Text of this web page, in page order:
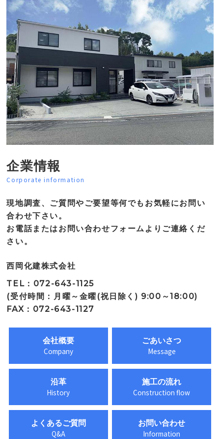
企業情報
Corporate information
現地調査、ご質問やご要望等何でもお気軽にお問い
合わせ下さい。
お電話またはお問い合わせフォームよりご連絡くだ
さい。
西岡化建株式会社
TEL：072-643-1125
(受付時間：月曜～金曜(祝日除く) 9:00～18:00)
FAX：072-643-1127
会社概要
Company
ごあいさつ
Message
沿革
History
施工の流れ
Construction flow
よくあるご質問
Q&A
お問い合わせ
Information